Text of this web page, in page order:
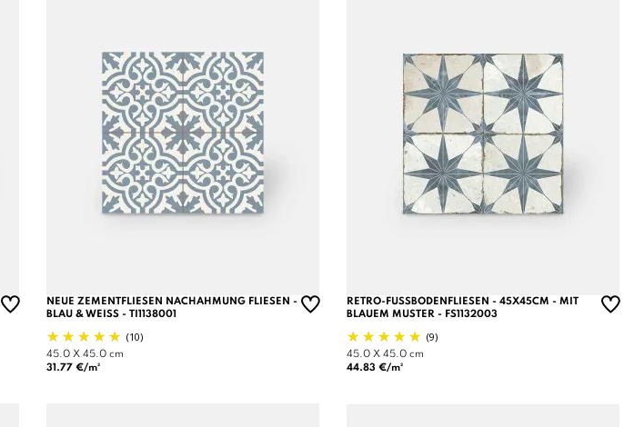
NEUE ZEMENTFLIESEN NACHAHMUNG FLIESEN -
BLAU & WEISS - TI1138001
(10)
45.0 X 45.0 cm
31.77 €/m²
RETRO-FUSSBODENFLIESEN - 45X45CM - MIT B
LAUEM MUSTER - FS1132003
(9)
45.0 X 45.0 cm
44.83 €/m²